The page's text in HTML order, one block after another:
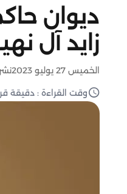
ديوان
زايد آل
الخميس 27 يوليو 2023
وقت القراءة : دقيقة